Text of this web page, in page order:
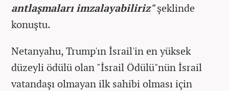
antlaşmaları imzalayabiliriz"şeklinde
konuştu.
Netanyahu, Trump'ın İsrail'in en yüksek
düzeyli ödülü olan "İsrail Ödülü"nün İsrail
vatandaşı olmayan ilk sahibi olması için